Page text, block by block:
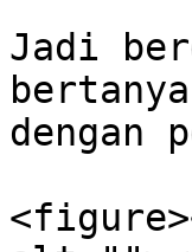
Jadi
dengan